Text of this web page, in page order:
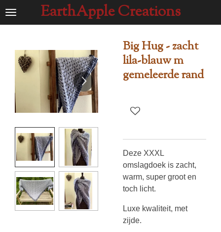
Ga
hoofdinhoud
EarthApple Creations
Big Hug - zacht
lila-blauw m
gemeleerde rand
Deze XXXL
omslagdoek is zacht,
warm, super groot en
toch licht.
Luxe kwaliteit, met
zijde.